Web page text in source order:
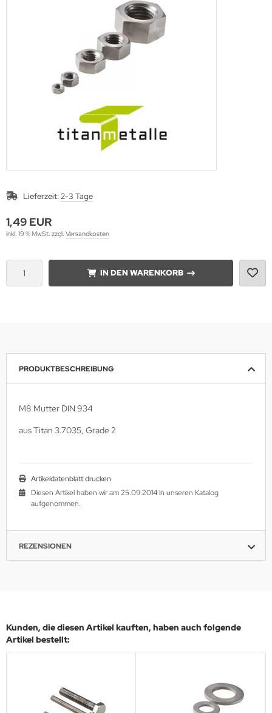
Lieferzeit:2-3 Tage
1,49 EUR
inkl. 19 % MwSt. zzgl. Versandkosten
IN DEN WARENKORB
PRODUKTBESCHREIBUNG
M8 Mutter DIN 934
aus Titan 3.7035, Grade 2
Artikeldatenblatt drucken
Diesen Artikel haben wir am 25.09.2014 in unseren Katalog
aufgenommen.
REZENSIONEN
Kunden, die diesen Artikel kauften, haben auch folgende
Artikel bestellt:
Schraube Torx mit Scheibe